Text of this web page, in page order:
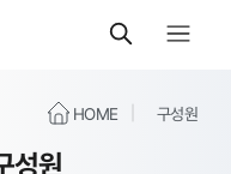
HOME 구성원
성원